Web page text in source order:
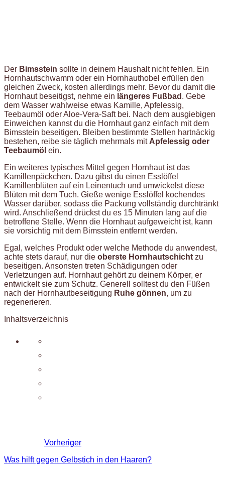
Der Bimsstein sollte in deinem Haushalt nicht fehlen. Ein
Hornhautschwamm oder ein Hornhauthobel erfüllen den
gleichen Zweck, kosten allerdings mehr. Bevor du damit die
Hornhaut beseitigst, nehme ein längeres Fußbad . Gebe
dem Wasser wahlweise etwas Kamille, Apfelessig,
Teebaumöl oder Aloe-Vera-Saft bei. Nach dem ausgiebigen
Einweichen kannst du die Hornhaut ganz einfach mit dem
Bimsstein beseitigen. Bleiben bestimmte Stellen hartnäckig
bestehen, reibe sie täglich mehrmals mit Apfelessig oder
Teebaumöl ein.
Ein weiteres typisches Mittel gegen Hornhaut ist das
Kamillenpäckchen. Dazu gibst du einen Esslöffel
Kamillenblüten auf ein Leinentuch und umwickelst diese
Blüten mit dem Tuch. Gieße wenige Esslöffel kochendes
Wasser darüber, sodass die Packung vollständig durchtränkt
wird. Anschließend drückst du es 15 Minuten lang auf die
betroffene Stelle. Wenn die Hornhaut aufgeweicht ist, kann
sie vorsichtig mit dem Bimsstein entfernt werden.
Egal, welches Produkt oder welche Methode du anwendest,
achte stets darauf, nur die oberste Hornhautschicht zu
beseitigen. Ansonsten treten Schädigungen oder
Verletzungen auf. Hornhaut gehört zu deinem Körper, er
entwickelt sie zum Schutz. Generell solltest du den Füßen
nach der Hornhautbeseitigung Ruhe gönnen, um zu
regenerieren.
Inhaltsverzeichnis
Vorheriger
Was hilft gegen Gelbstich in den Haaren?